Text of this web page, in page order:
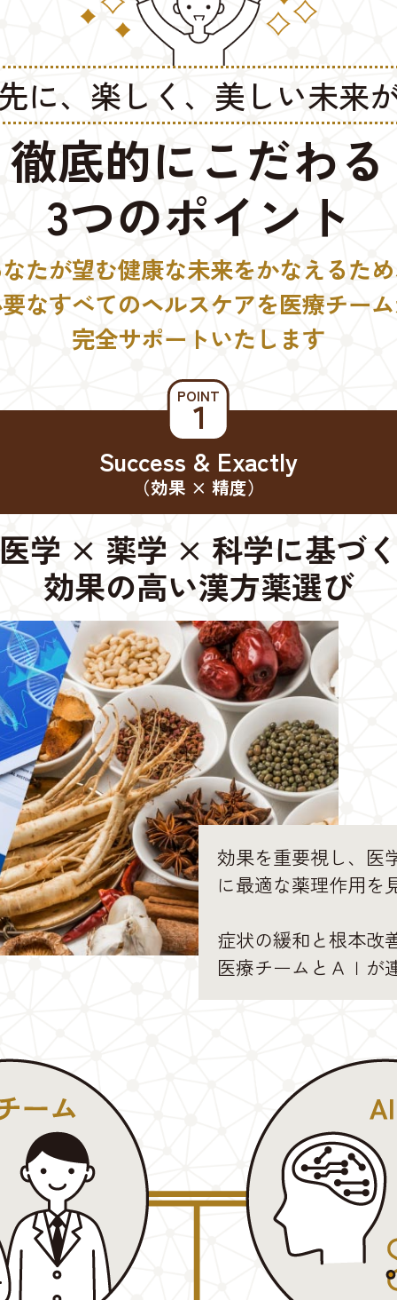
に、楽しく、美しい未来
徹底的にこだわる
3つのポイント
たが望む健康な未来をかなえるた
なすべてのヘルスケアを医療チー
完全サポートいたします
POINT
１
Success & Exactly
（効果 × 精度）
医学 × 薬学 × 科学に基づく
効果の高い漢方薬選び
効果を重要視し、
に最適な薬理作用を
症状の緩和と根本改
医療チームとＡＩが